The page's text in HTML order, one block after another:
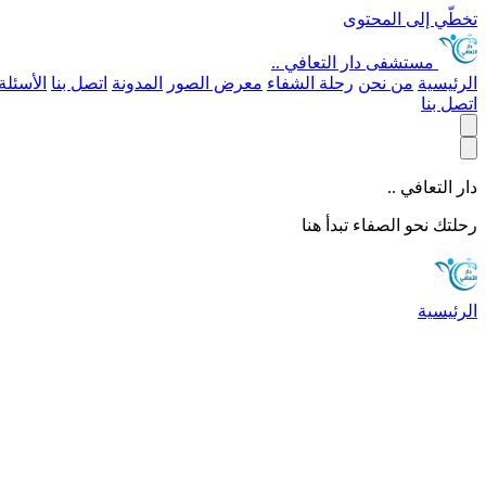
تخطّي إلى المحتوى
مستشفى دار التعافي ..
الرئيسية من نحن رحلة الشفاء معرض الصور المدونة اتصل بنا
اتصل بنا
دار التعافي ..
رحلتك نحو الصفاء تبدأ هنا
الرئيسية